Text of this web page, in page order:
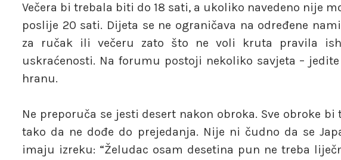
Večera bi trebala biti do 18 sati, a ukoliko navedeno nije
poslije 20 sati. Dijeta se ne ograničava na određene
za ručak ili večeru zato što ne voli kruta pravila
uskraćenosti. Na forumu postoji nekoliko savjeta –
hranu.
Ne preporuča se jesti desert nakon obroka. Sve obroke
tako da ne dođe do prejedanja. Nije ni čudno da se
imaju izreku: “Želudac osam desetina pun ne treba